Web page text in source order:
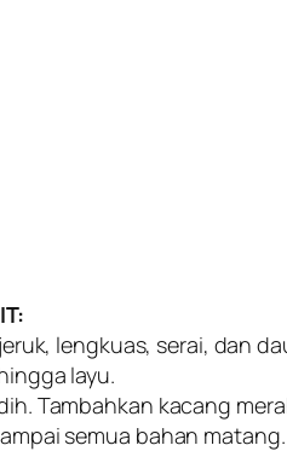
lengkuas, serai, dan
layu.
Tambahkan kacang
semua bahan matang.